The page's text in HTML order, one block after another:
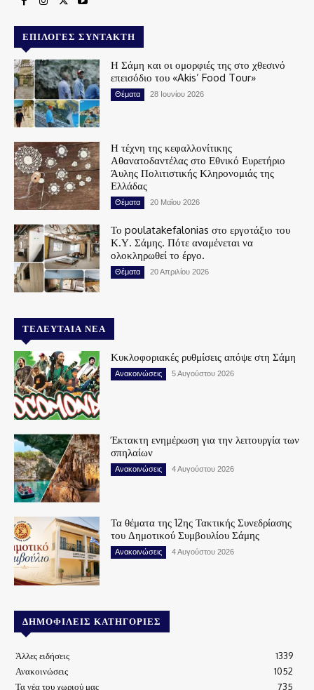
ΕΠΙΛΟΓΈΣ ΣΥΝΤΆΚΤΗ
Η Σάμη και οι ομορφιές της στο χθεσινό
επεισόδιο του «Akis’ Food Tour»
Θέματα 28 Ιουνίου 2026
Η τέχνη της κεφαλλονίτικης
Αθανατοδαντέλας στο Εθνικό Ευρετήριο
Άυλης Πολιτιστικής Κληρονομιάς της
Ελλάδας
Θέματα 20 Μαΐου 2026
Το poulatakefalonias στο εργοτάξιο του
Κ.Υ. Σάμης. Πότε αναμένεται να
ολοκληρωθεί το έργο.
Θέματα 20 Απριλίου 2026
ΤΕΛΕΥΤΑΊΑ ΝΈΑ
Κυκλοφοριακές ρυθμίσεις απόψε στη Σάμη
Ανακοινώσεις 5 Αυγούστου 2026
Έκτακτη ενημέρωση για την λειτουργία των
σπηλαίων
Ανακοινώσεις 4 Αυγούστου 2026
Τα θέματα της 12ης Τακτικής Συνεδρίασης
του Δημοτικού Συμβουλίου Σάμης
Ανακοινώσεις 4 Αυγούστου 2026
ΔΗΜΟΦΙΛΕΊΣ ΚΑΤΗΓΟΡΊΕΣ
Άλλες ειδήσεις
1339
Ανακοινώσεις
1052
Τα νέα του χωριού μας
735